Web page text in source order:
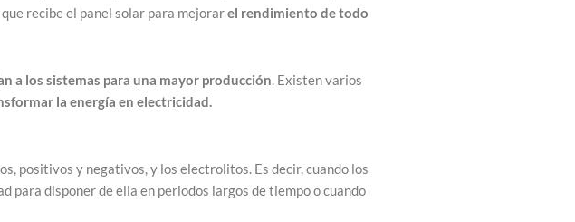
recibe el panel solar para mejorarel rendimiento de todo
a los sistemas para una mayor producción. Existen varios
la energía en electricidad.
positivos y negativos, y los electrolitos. Es decir, cuando los
para disponer de ella en periodos largos de tiempo o cuando